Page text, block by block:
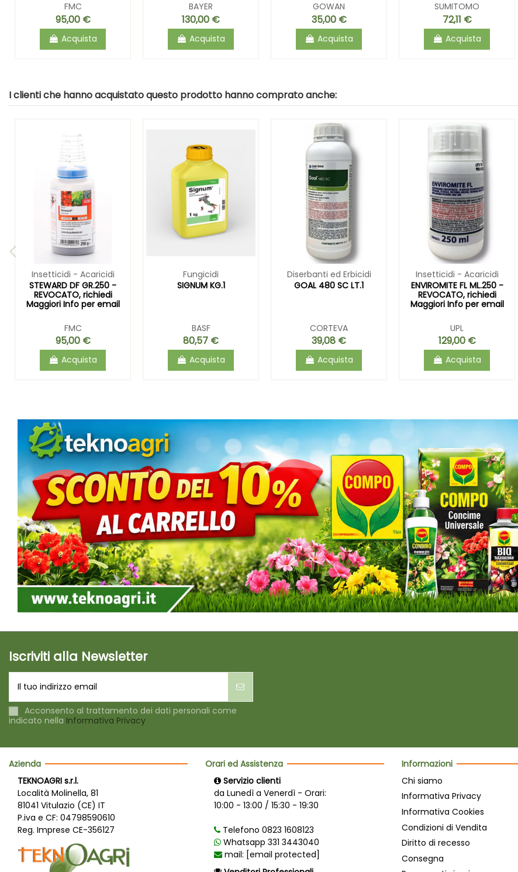
FMC
95,00 €
Acquista
BAYER
130,00 €
Acquista
GOWAN
35,00 €
Acquista
SUMITOMO
72,11 €
Acquista
I clienti che hanno acquistato questo prodotto hanno comprato anche:
Insetticidi - Acaricidi
STEWARD DF GR.250 -
REVOCATO, richiedi
Maggiori Info per email
FMC
95,00 €
Acquista
Fungicidi
SIGNUM KG.1
BASF
80,57 €
Acquista
Diserbanti ed Erbicidi
GOAL 480 SC LT.1
CORTEVA
39,08 €
Acquista
Insetticidi - Acaricidi
ENVIROMITE FL ML.250 -
REVOCATO, richiedi
Maggiori Info per email
UPL
129,00 €
Acquista
Iscriviti alla Newsletter
Acconsento al trattamento dei dati personali come
indicato nella Informativa Privacy
Azienda
TEKNOAGRI s.r.l.
Località Molinella, 81
81041 Vitulazio (CE) IT
P.iva e CF: 04798590610
Reg. Imprese CE-356127
Orari ed Assistenza
Servizio clienti
da Lunedì a Venerdì - Orari:
10:00 - 13:00 / 15:30 - 19:30
Telefono 0823 1608123
Whatsapp 331 3443040
mail: [email protected]
Informazioni
Chi siamo
Informativa Privacy
Informativa Cookies
Condizioni di Vendita
Diritto di recesso
Consegna